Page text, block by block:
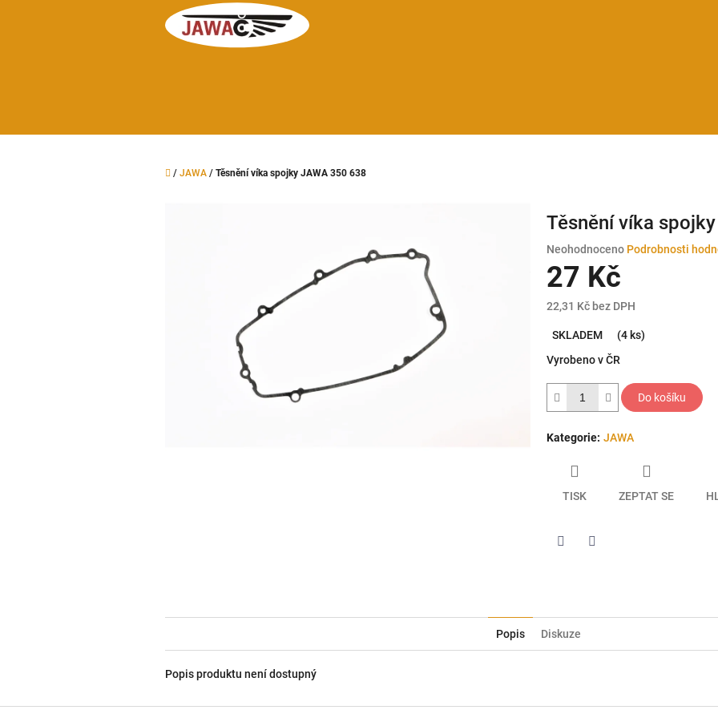
Domů
/ JAWA / Těsnění víka spojky JAWA 350 638
Těsnění víka
Průměrné
hodnocení
produktu
0,0
hvězdiček.
Neohodnoceno Podrobnosti
27 Kč
22,31 Kč bez DPH
cena:
SKLADEM
(4 ks)
Vyrobeno v ČR
Do košíku
Kategorie: JAWA
TISK ZEPTAT SE
Popis Diskuze
Popis produktu není dostupný